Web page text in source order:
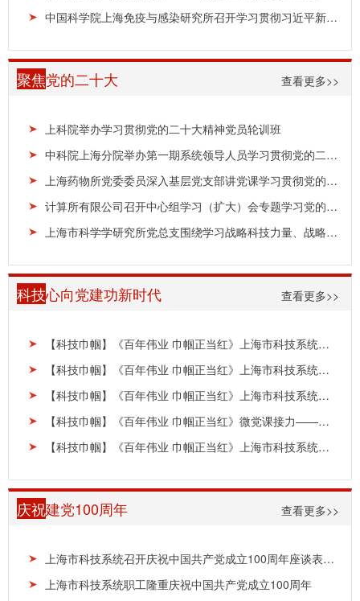
中国科学院上海免疫与感染研究所召开学习贯彻习近平新时代中国特色社会主义思想主题教育专题民主...
聚焦党的二十大 查看更多>>
上科院举办学习贯彻党的二十大精神党员轮训班
中科院上海分院举办第一期系统领导人员学习贯彻党的二十大精神轮训班
上海药物所党委委员深入基层党支部讲党课学习贯彻党的二十大精神
计算所有限公司召开中心组学习（扩大）会专题学习党的二十大精神
上海市科学学研究所党总支围绕学习战略科技力量、战略人才力量召开中心组学习扩大会议
科技心向党建功新时代 查看更多>>
【科技巾帼】《百年伟业 巾帼正当红》上海市科技系统优秀女性风采展映——朱美萍（中国科学院上...
【科技巾帼】《百年伟业 巾帼正当红》上海市科技系统优秀女性风采展映——涂晓雯（上海市生物医...
【科技巾帼】《百年伟业 巾帼正当红》上海市科技系统优秀女性风采展映——钱孟清（上海专利商标...
【科技巾帼】《百年伟业 巾帼正当红》微党课接力——梁晓燕（中国科学院上海光学精密机械研究所...
【科技巾帼】《百年伟业 巾帼正当红》上海市科技系统优秀女性风采展映——肖杨婷（中国船舶集团...
庆祝建党100周年 查看更多>>
上海市科技系统召开庆祝中国共产党成立100周年座谈表彰会
上海市科技系统职工隆重庆祝中国共产党成立100周年